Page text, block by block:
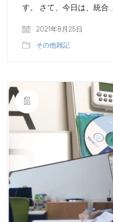
す。 さて、今日は、統合…
2021年8月25日
その他雑記